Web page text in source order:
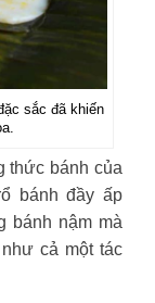
sắc đã khiến
thức bánh của
bánh đầy ấp
bánh nậm mà
cả một tác